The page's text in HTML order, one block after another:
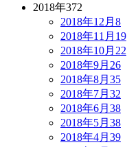
2018年372
2018年12月 8
2018年11月 19
2018年10月 22
2018年9月 26
2018年8月 35
2018年7月 32
2018年6月 38
2018年5月 38
2018年4月 39